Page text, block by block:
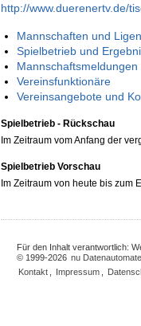
http://www.duerenertv.de/
Mannschaften und
Spielbetrieb und
Vereinsfunktionäre
Vereinsangebote und
Spielbetrieb - Rückschau
Im Zeitraum vom Anfang der
Spielbetrieb Vorschau
Im Zeitraum von heute bis zum
Für den Inhalt verantwortlich:
© 1999-2026 nu
Kontakt
Impressum